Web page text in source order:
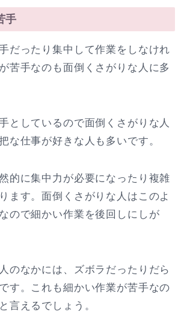
手
だったり集中して作業をしなけれ
苦手なのも面倒くさがりな人に多
としているので面倒くさがりな人
な仕事が好きな人も多いです。
的に集中力が必要になったり複雑
ます。面倒くさがりな人はこのよ
ので細かい作業を後回しにしが
のなかには、ズボラだったりだら
す。これも細かい作業が苦手なの
言えるでしょう。